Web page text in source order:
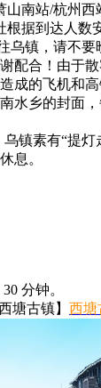
南站/杭州西
据到达人数
镇，请不要
谢配合！由于
成的飞机和
水乡的封面
乌镇素有“提灯
息。
分钟。
塘古镇】 西塘